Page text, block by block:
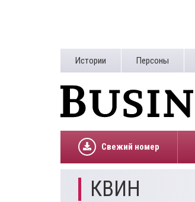
Истории Персоны
Свежий номер
КВИН